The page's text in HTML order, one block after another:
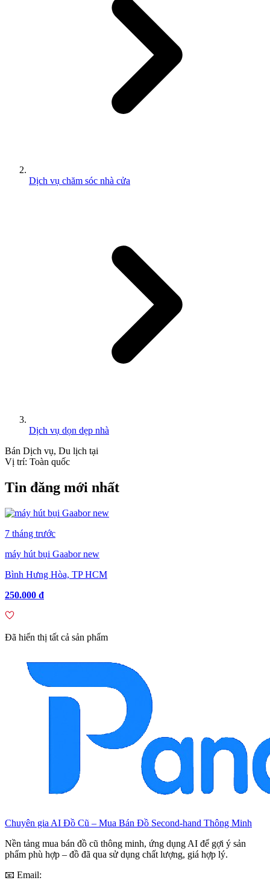
Dịch vụ chăm sóc nhà cửa
Dịch vụ dọn dẹp nhà
Bán Dịch vụ, Du lịch tại
Vị trí: Toàn quốc
Tin đăng mới nhất
7 tháng trước
máy hút bụi Gaabor new
Bình Hưng Hòa, TP HCM
250.000 đ
Đã hiển thị tất cả sản phẩm
Chuyên gia AI Đồ Cũ – Mua Bán Đồ Second-hand Thông Minh
Nền tảng mua bán đồ cũ thông minh, ứng dụng AI để gợi ý sản
phẩm phù hợp – đồ đã qua sử dụng chất lượng, giá hợp lý.
📧 Email: